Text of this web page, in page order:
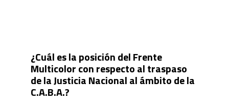
¿Cuál es la posición del Frente
Multicolor con respecto al traspaso
de la Justicia Nacional al ámbito de la
C.A.B.A.?